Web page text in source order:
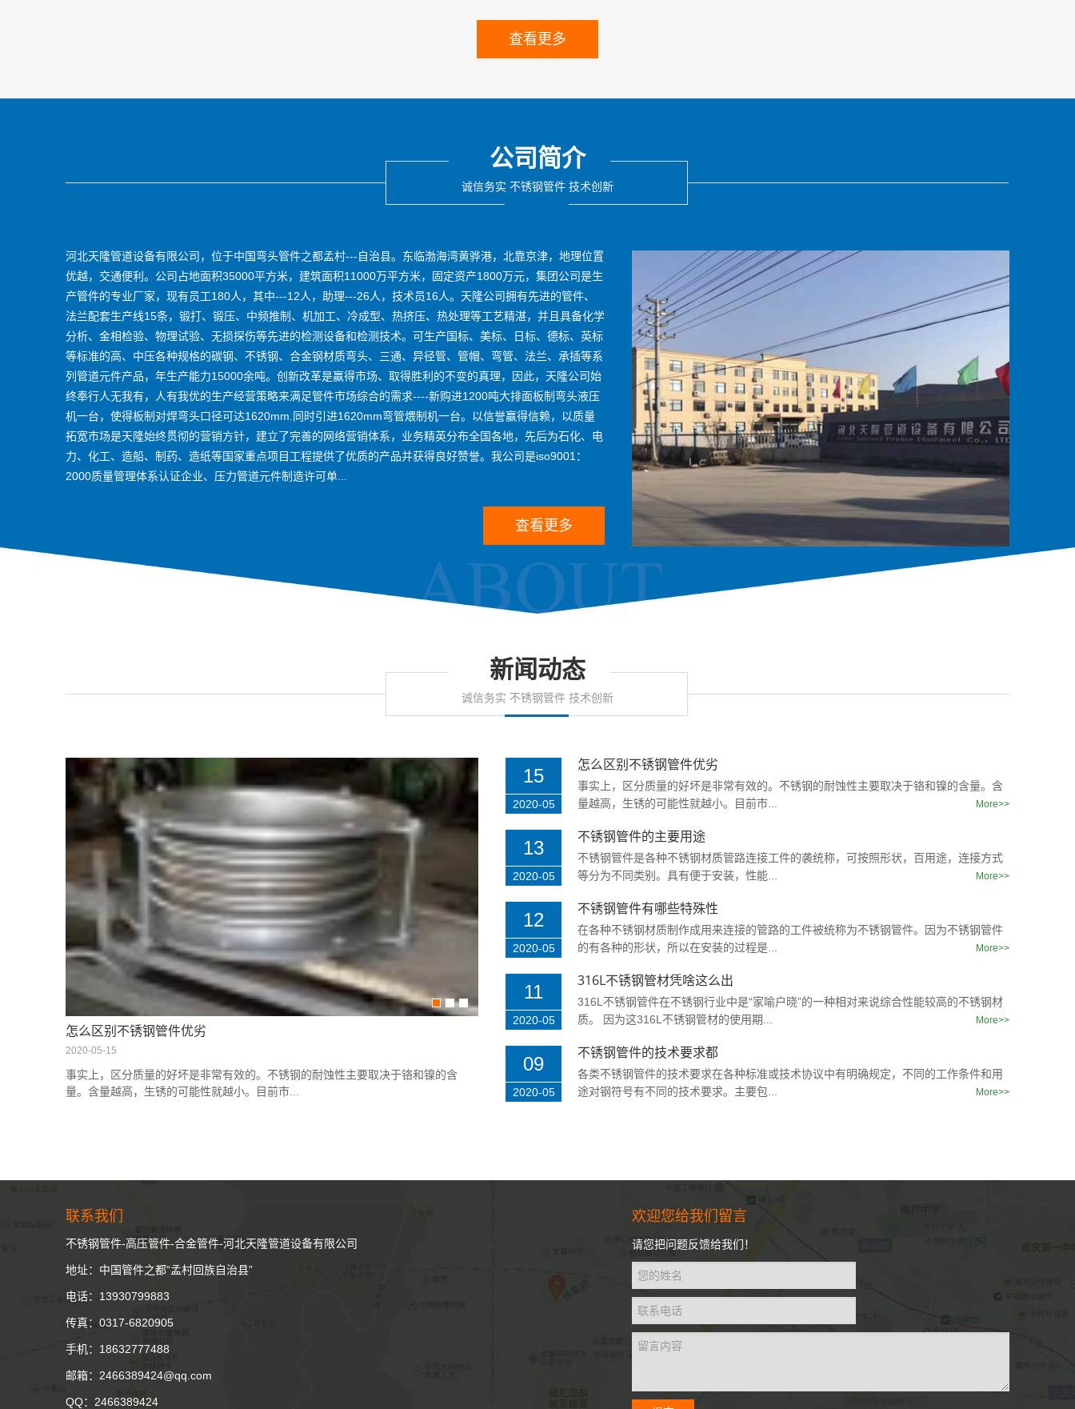
查看更多
公司简介
诚信务实 不锈钢管件 技术创新
河北天隆管道设备有限公司，位于中国弯头管件之都孟村---自治县。东临渤海湾黄骅港，北靠京津，地理位置
优越，交通便利。公司占地面积35000平方米，建筑面积11000万平方米，固定资产1800万元，集团公司是生
产管件的专业厂家，现有员工180人，其中---12人，助理---26人，技术员16人。天隆公司拥有先进的管件、
法兰配套生产线15条，锻打、锻压、中频推制、机加工、冷成型、热挤压、热处理等工艺精湛，并且具备化学
分析、金相检验、物理试验、无损探伤等先进的检测设备和检测技术。可生产国标、美标、日标、德标、英标
等标准的高、中压各种规格的碳钢、不锈钢、合金钢材质弯头、三通、异径管、管帽、弯管、法兰、承插等系
列管道元件产品，年生产能力15000余吨。创新改革是赢得市场、取得胜利的不变的真理，因此，天隆公司始
终奉行人无我有，人有我优的生产经营策略来满足管件市场综合的需求----新购进1200吨大排面板制弯头液压
机一台，使得板制对焊弯头口径可达1620mm.同时引进1620mm弯管煨制机一台。以信誉赢得信赖，以质量
拓宽市场是天隆始终贯彻的营销方针，建立了完善的网络营销体系，业务精英分布全国各地，先后为石化、电
力、化工、造船、制药、造纸等国家重点项目工程提供了优质的产品并获得良好赞誉。我公司是iso9001：
2000质量管理体系认证企业、压力管道元件制造许可单...
查看更多
新闻动态
诚信务实 不锈钢管件 技术创新
怎么区别不锈钢管件优劣
2020-05-15
事实上，区分质量的好坏是非常有效的。不锈钢的耐蚀性主要取决于铬和镍的含
量。含量越高，生锈的可能性就越小。目前市...
不锈钢管件的主要用途
不锈钢管件是各种不锈钢材质管路连接工件的袭统称，可按照形状，百用途，连接
方式等分为不同类别。具有便于安装，性能...
在各种不锈钢材质制作成用来连接
管件的有各种的形状，所以在安装的
15
2020-05
怎么区别不锈钢管件优劣
事实上，区分质量的好坏是非常有效的。不锈钢的耐蚀性主要取决于铬和镍的含量。含
量越高，生锈的可能性就越小。目前市...
More>>
13
2020-05
不锈钢管件的主要用途
不锈钢管件是各种不锈钢材质管路连接工件的袭统称，可按照形状，百用途，连接方式
等分为不同类别。具有便于安装，性能...
More>>
12
2020-05
不锈钢管件有哪些特殊性
在各种不锈钢材质制作成用来连接的管路的工件被统称为不锈钢管件。因为不锈钢管件
的有各种的形状，所以在安装的过程是...
More>>
11
2020-05
316L不锈钢管材凭啥这么出
316L不锈钢管件在不锈钢行业中是“家喻户晓”的一种相对来说综合性能较高的不锈钢材
质。 因为这316L不锈钢管材的使用期...
More>>
09
2020-05
不锈钢管件的技术要求都
各类不锈钢管件的技术要求在各种标准或技术协议中有明确规定，不同的工作条件和用
途对钢符号有不同的技术要求。主要包...
More>>
联系我们
不锈钢管件-高压管件-合金管件-河北天隆管道设备有限公司
地址：中国管件之都“孟村回族自治县”
电话：13930799883
传真：0317-6820905
手机：18632777488
邮箱：2466389424@qq.com
QQ：2466389424
欢迎您给我们留言
请您把问题反馈给我们！